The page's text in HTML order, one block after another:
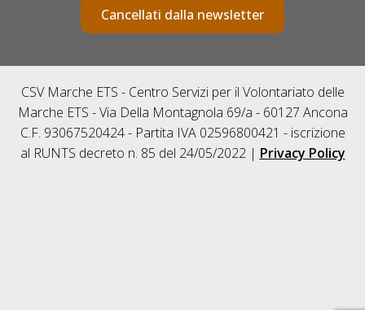
Cancellati dalla newsletter
CSV Marche ETS - Centro Servizi per il Volontariato delle
Marche ETS - Via Della Montagnola 69/a - 60127 Ancona
C.F. 93067520424 - Partita IVA 02596800421 - iscrizione
al RUNTS decreto n. 85 del 24/05/2022 | Privacy Policy